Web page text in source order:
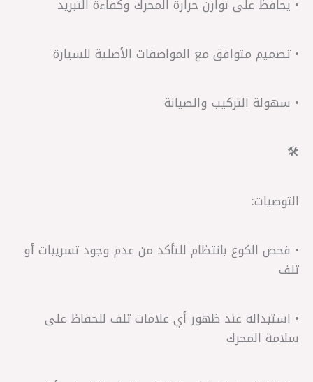
• يحافظ على توازن حرارة المحرك وكفاءة التبريد
• تصميم متوافق مع المواصفات الأصلية للسيارة
• سهولة التركيب والصيانة
🛠️
التوصيات:
• فحص الكوع بانتظام للتأكد من عدم وجود تسريبات أو
تلف
• استبداله عند ظهور أي علامات تلف للحفاظ على
سلامة المحرك